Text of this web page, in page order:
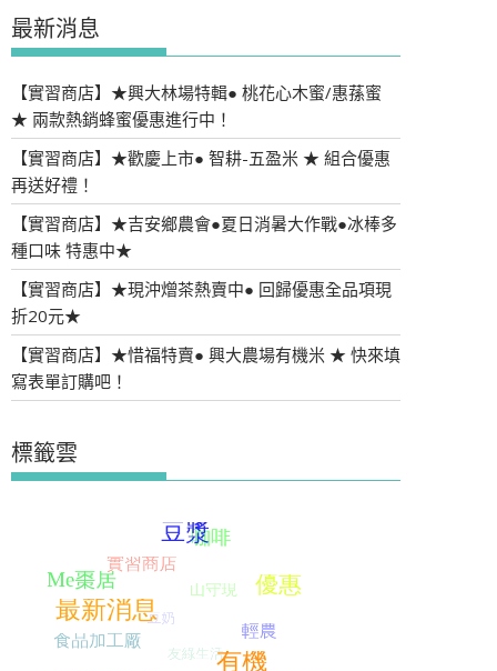
最新消息
【實習商店】★興大林場特輯● 桃花心木蜜/惠蓀蜜
★ 兩款熱銷蜂蜜優惠進行中！
【實習商店】★歡慶上市● 智耕-五盈米 ★ 組合優惠
再送好禮！
【實習商店】★吉安鄉農會●夏日消暑大作戰●冰棒多
種口味 特惠中★
【實習商店】★現沖熷茶熱賣中● 回歸優惠全品項現
折20元★
【實習商店】★惜福特賣● 興大農場有機米 ★ 快來填
寫表單訂購吧！
標籤雲